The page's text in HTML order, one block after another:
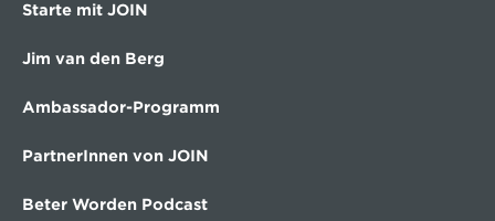
Starte mit JOIN
Jim van den Berg
Ambassador-Programm
PartnerInnen von JOIN
Beter Worden Podcast